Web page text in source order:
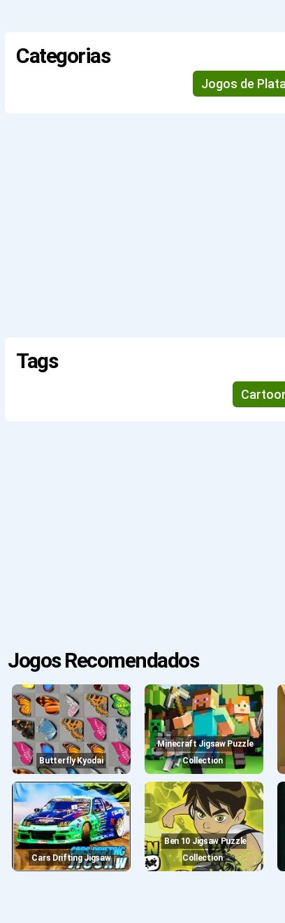
Categorias
Jogos de
Tags
Jogos Recomendados
Butterfly Kyodai
Minecraft Jigsaw Puzzle
Collection
Cars Drifting Jigsaw
Ben 10 Jigsaw Puzzle
Collection